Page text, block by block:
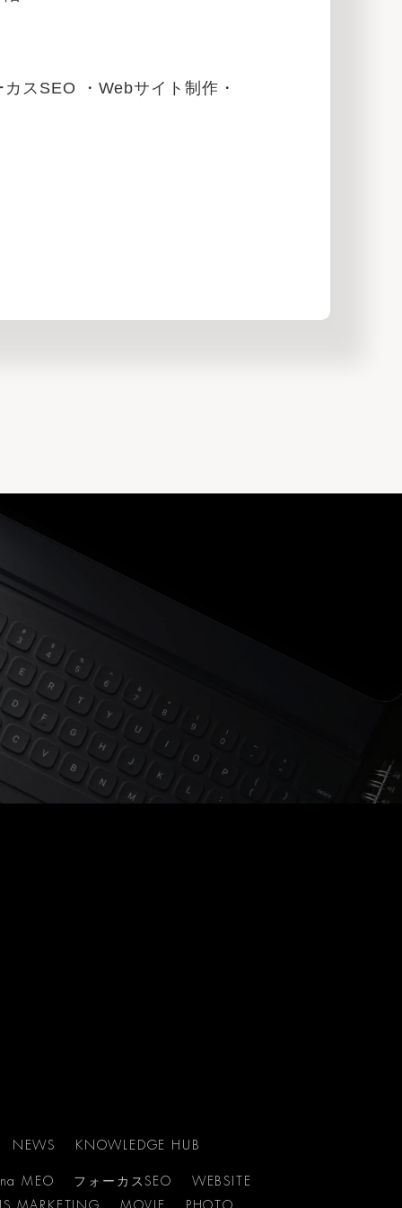
スSEO ・Webサイト制作・
NEWS KNOWLEDGE HUB
MEO フォーカスSEO
WEBSITE
MARKETING
MOVIE PHOTO